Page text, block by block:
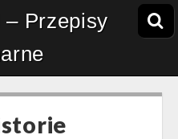
– Przepisy